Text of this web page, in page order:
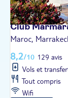
Club
Maroc,
8,2/10 129 avis
Vols et
Tout compris
Wifi